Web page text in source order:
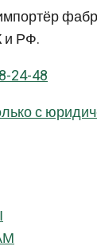
и РФ.
24-48
с